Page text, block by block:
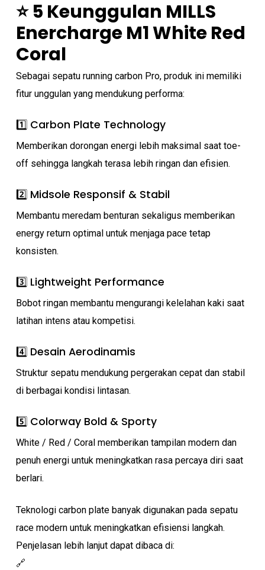
No products in the cart.
Go To Shop
⭐ 5 Keunggulan MILLS
Enercharge M1 White Red
Coral
Sebagai sepatu running carbon Pro, produk ini memiliki
fitur unggulan yang mendukung performa:
1️⃣ Carbon Plate Technology
Memberikan dorongan energi lebih maksimal saat toe-
off sehingga langkah terasa lebih ringan dan efisien.
2️⃣ Midsole Responsif & Stabil
Membantu meredam benturan sekaligus memberikan
energy return optimal untuk menjaga pace tetap
konsisten.
3️⃣ Lightweight Performance
Bobot ringan membantu mengurangi kelelahan kaki saat
latihan intens atau kompetisi.
4️⃣ Desain Aerodinamis
Struktur sepatu mendukung pergerakan cepat dan stabil
di berbagai kondisi lintasan.
5️⃣ Colorway Bold & Sporty
White / Red / Coral memberikan tampilan modern dan
penuh energi untuk meningkatkan rasa percaya diri saat
berlari.
Teknologi carbon plate banyak digunakan pada sepatu
race modern untuk meningkatkan efisiensi langkah.
Penjelasan lebih lanjut dapat dibaca di:
🔗